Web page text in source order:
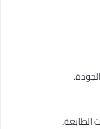
الطابعة.